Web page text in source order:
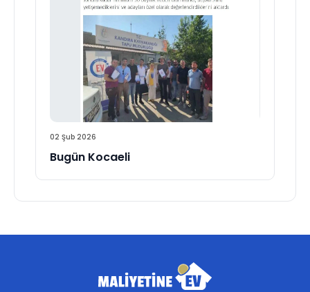
02 Şub 2026
Bugün Kocaeli